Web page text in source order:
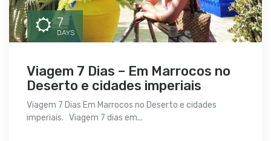
7
DAYS
Viagem 7 Dias – Em Marrocos no
Deserto e cidades imperiais
Viagem 7 Dias Em Marrocos no Deserto e cidades
imperiais. Viagem 7 dias em...